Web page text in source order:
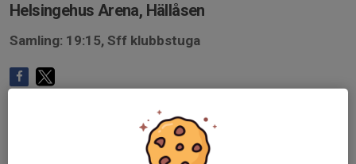
Helsingehus Arena, Hällåsen
Samling: 19:15, Sff klubbstuga